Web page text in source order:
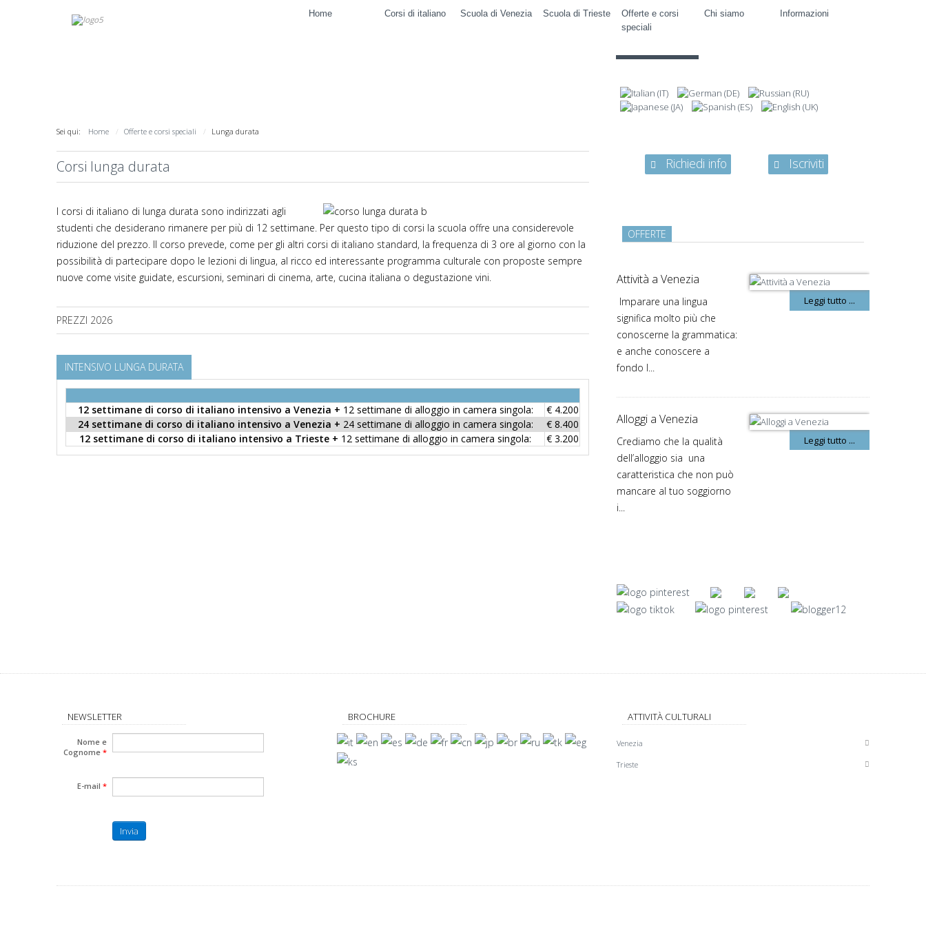
Home Corsi di italiano Scuola di Venezia Scuola di Trieste
Offerte e corsi
speciali
Chi siamo Informazioni
Sei qui: Home Offerte e corsi speciali Lunga durata
Corsi lunga durata
I corsi di italiano di lunga durata sono indirizzati agli
studenti che desiderano rimanere per più di 12 settimane. Per questo tipo di corsi la scuola offre una considerevole
riduzione del prezzo. Il corso prevede, come per gli altri corsi di italiano standard, la frequenza di 3 ore al giorno con la
possibilità di partecipare dopo le lezioni di lingua, al ricco ed interessante programma culturale con proposte sempre
nuove come visite guidate, escursioni, seminari di cinema, arte, cucina italiana o degustazione vini.
PREZZI 2026
INTENSIVO LUNGA DURATA
12 settimane di corso di italiano intensivo a Venezia + 12 settimane di alloggio in camera singola:
€ 4.200
24 settimane di corso di italiano intensivo a Venezia + 24 settimane di alloggio in camera singola:
€ 8.400
12 settimane di corso di italiano intensivo a Trieste + 12 settimane di alloggio in camera singola: € 3.200
Richiedi info Iscriviti
OFFERTE
Attività a Venezia
Imparare una lingua
significa molto più che
conoscerne la grammatica:
e anche conoscere a
fondo l...
Leggi tutto ...
Alloggi a Venezia
Crediamo che la qualità
dell’alloggio sia una
caratteristica che non può
mancare al tuo soggiorno
i...
Leggi tutto ...
NEWSLETTER
Nome e
Cognome *
E-mail *
Invia
BROCHURE ATTIVITÀ CULTURALI
Venezia
Trieste